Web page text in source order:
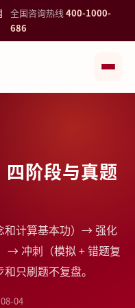
全国咨询热线400-1000-
686
阶段与真题
和计算基本功）→ 强化
→ 冲刺（模拟 + 错题复
只刷题不复盘。
04